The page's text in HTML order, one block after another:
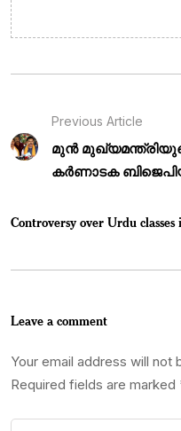
Previous Article
മുൻ
കർണാടക
Controversy over Urdu classes
Leave a comment
Your email address will not
Required fields are marked